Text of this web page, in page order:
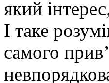
який
І таке
самого